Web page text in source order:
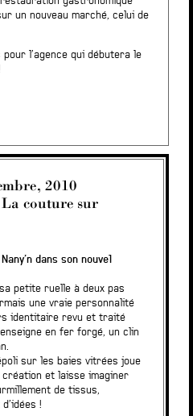
un nouveau marché, celui de
l’agence qui débutera le
2010
couture sur
dans son nouvel
petite ruelle à deux pas
une vraie personnalité
identitaire revu et traité
en fer forgé, un clin
sur les baies vitrées joue
et laisse imaginer
de tissus,
!